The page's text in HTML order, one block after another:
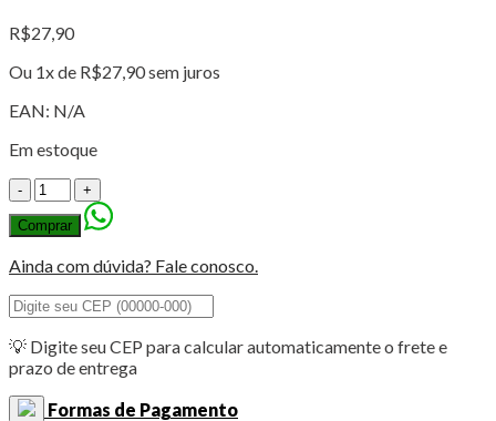
R$27,90
Ou 1x de R$27,90sem juros
EAN: N/A
Em estoque
Grampeador
Eagle
Mod.
quantidade
Comprar
Ainda com dúvida? Fale conosco.
💡 Digite seu CEP para calcular automaticamente o frete e
prazo de entrega
Formas de Pagamento